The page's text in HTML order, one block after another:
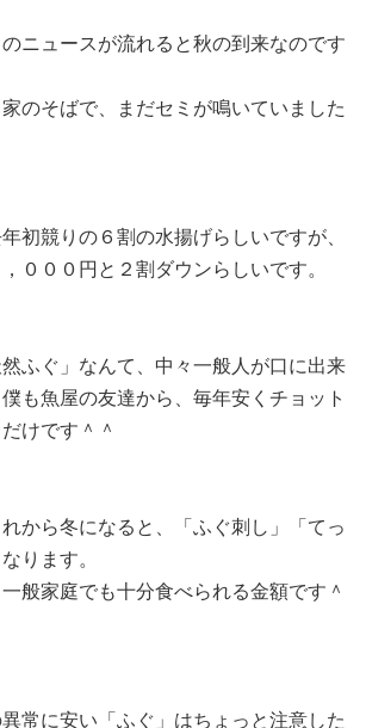
ニュースが流れると秋の到来なのです
のそばで、まだセミが鳴いていました
初競りの６割の水揚げらしいですが、
０００円と２割ダウンらしいです。
ふぐ」なんて、中々一般人が口に出来
も魚屋の友達から、毎年安くチョット
けです＾＾
から冬になると、「ふぐ刺し」「てっ
ります。
般家庭でも十分食べられる金額です＾
常に安い「ふぐ」はちょっと注意した